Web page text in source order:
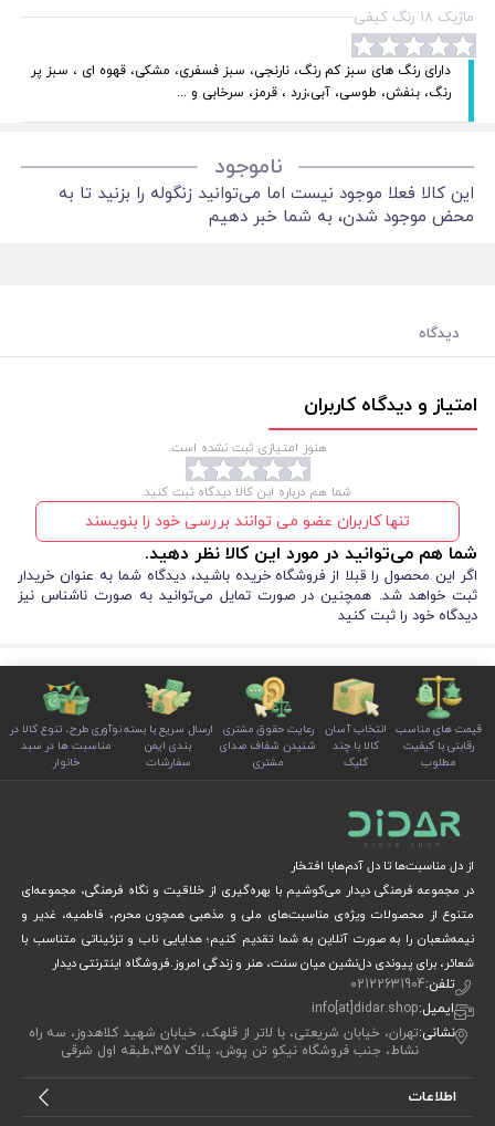
ماژیک 18 رنگ کیفی
دارای رنگ های سبز کم رنگ، نارنجی، سبز فسفری، مشکی، قهوه ای ، سبز پر
رنگ، بنفش، طوسی، آبی،زرد ، قرمز، سرخابی و ...
ناموجود
این کالا فعلا موجود نیست اما می‌توانید زنگوله را بزنید تا به
محض موجود شدن، به شما خبر دهیم
دیدگاه
امتیاز و دیدگاه کاربران
هنوز امتیازی ثبت نشده است.
شما هم درباره این کالا دیدگاه ثبت کنید
تنها کاربران عضو می توانند بررسی خود را بنویسند
شما هم می‌توانید در مورد این کالا نظر دهید.
اگر این محصول را قبلا از فروشگاه خریده باشید، دیدگاه شما به عنوان خریدار
ثبت خواهد شد. همچنین در صورت تمایل می‌توانید به صورت ناشناس نیز
دیدگاه خود را ثبت کنید
قیمت های مناسب
رقابتی با کیفیت
مطلوب
انتخاب آسان
کالا با چند
کلیک
رعایت حقوق مشتری
شنیدن شفاف صدای
مشتری
ارسال سریع با بسته
بندی ایمن
سفارشات
نوآوری طرح، تنوع کالا در
مناسبت ها در سبد
خانوار
از دل مناسبت‌ها تا دل آدم‌هابا افتخار
در مجموعه فرهنگی دیدار می‌کوشیم با بهره‌گیری از خلاقیت و نگاه فرهنگی، مجموعه‌ای
متنوع از محصولات ویژه‌ی مناسبت‌های ملی و مذهبی همچون محرم، فاطمیه، غدیر و
نیمه‌شعبان را به صورت آنلاین به شما تقدیم کنیم؛ هدایایی ناب و تزئیناتی متناسب با
شعائر، برای پیوندی دل‌نشین میان سنت، هنر و زندگی امروز.فروشگاه اینترنتی دیدار
تلفن:02122631904
ایمیل:info[at]didar.shop
نشانی:تهران، خیابان شریعتی، با لاتر از قلهک، خیابان شهید کلاهدوز، سه راه
نشاط، جنب فروشگاه نیکو تن پوش، پلاک 357،طبقه اول شرقی
اطلاعات